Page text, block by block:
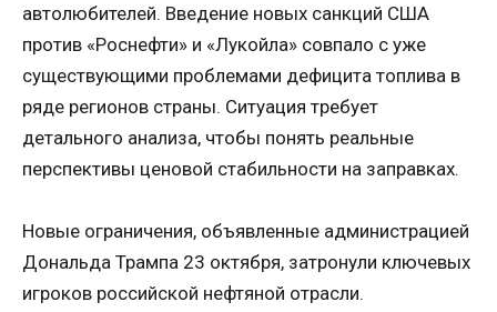
автолюбителей. Введение новых санкций США
против «Роснефти» и «Лукойла» совпало с уже
существующими проблемами дефицита топлива в
ряде регионов страны. Ситуация требует
детального анализа, чтобы понять реальные
перспективы ценовой стабильности на заправках.
Новые ограничения, объявленные администрацией
Дональда Трампа 23 октября, затронули ключевых
игроков российской нефтяной отрасли.